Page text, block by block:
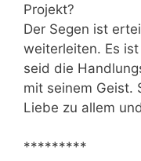
Projekt?
Der Segen ist
weiterleiten. Es
seid die
mit seinem Geist.
Liebe zu allem
*********